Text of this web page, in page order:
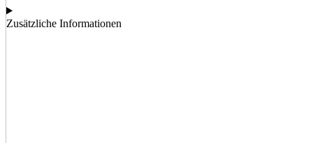
Zusätzliche Informationen